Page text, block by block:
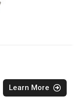
Learn More